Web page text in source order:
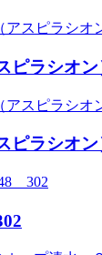
ピラシオ
ピラシオン